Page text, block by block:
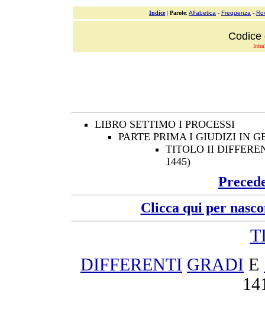
Indice| Parole: Alfabetica - Frequenza -
Codice
LIBRO SETTIMO I PROCESSI
PARTE PRIMA I GIUDIZI IN
TITOLO II
1445)
Clicca qui per
DIFFERENTI GRADI E